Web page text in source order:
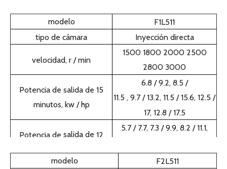
tipo de cámara
Inyección directa
1500 1800 2000 2500
2800 3000
Potencia de salida de 15
minutos, kw / hp
6.8 / 9.2, 8.5 /
, 9.7 / 13.2,11.5 / 15.6, 12.5 /
17, 12.8 / 17.5
Potencia desalida de12
horas, kw / hp
5.7 / 7.7, 7.3 / 9.9, 8.2 / 11.1,
9.7 / 13.2 ,10.5 / 14.3, 10.9 /
Peso neto / kg
110